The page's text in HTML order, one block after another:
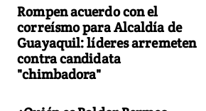
Rompen acuerdo con el
correísmo para Alcaldía de
Guayaquil: líderes arremeten
contra candidata
"chimbadora"